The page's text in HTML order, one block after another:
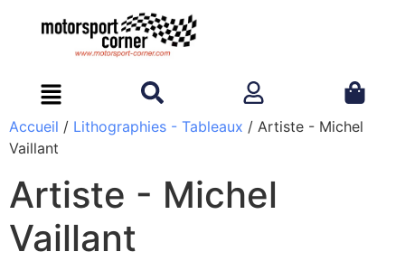
Accueil / Lithographies - Tableaux / Artiste - Michel
Vaillant
Artiste - Michel
Vaillant